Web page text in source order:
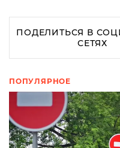
ПОДЕЛИТЬСЯ В
СЕТЯХ
ПОПУЛЯРНОЕ